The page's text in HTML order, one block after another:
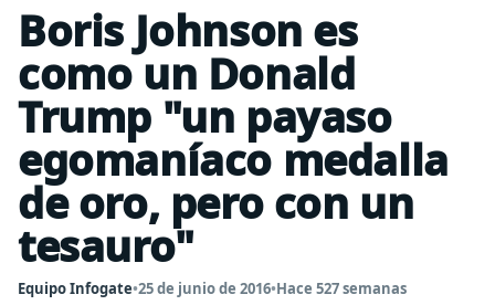
Boris Johnson es
como un Donald
Trump "un payaso
egomaníaco medalla
de oro, pero con un
tesauro"
Equipo Infogate•25 de junio de 2016•Hace 527 semanas